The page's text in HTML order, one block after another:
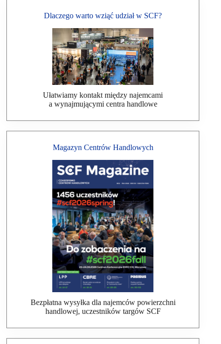
Dlaczego warto wziąć udział w SCF?
Ułatwiamy kontakt między najemcami
a wynajmującymi centra handlowe
Magazyn Centrów Handlowych
Bezpłatna wysyłka dla najemców powierzchni
handlowej, uczestników targów SCF